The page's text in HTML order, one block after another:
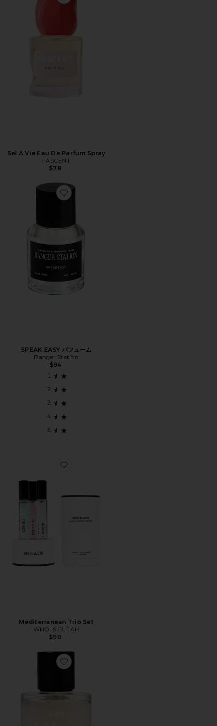
Favorite Sel A Vie Eau De Parfum Spray
Sel A Vie Eau De Parfum Spray
FASCENT
$78
Favorite SPEAK EASY パフューム
SPEAK EASY パフューム
Ranger Station
$94
Favorite Mediterranean Trio Set
Mediterranean Trio Set
WHO IS ELIJAH
$90
Favorite Birthday Suit Eau De Parfum 50ml